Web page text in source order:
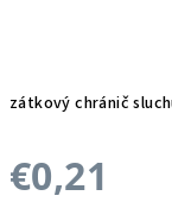
zátkový chránič
€0,21